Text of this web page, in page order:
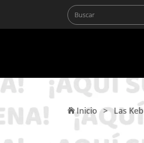
Inicio >Las